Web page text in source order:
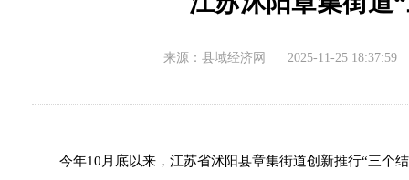
来源：县域经济网 2025-11-25 18:37:59
今年10月底以来，江苏省沭阳县章集街道创新推行“三个